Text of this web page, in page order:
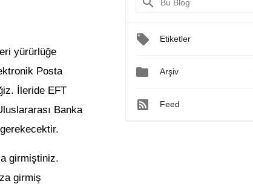
yürürlüğe
Posta
İleride EFT
Banka
girmiştiniz.
girmiş
Etiketler
 Arşiv
Feed